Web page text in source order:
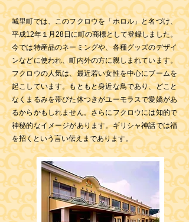
城里町では、このフクロウを「ホロル」と名づけ、
平成12年１月28日に町の商標として登録しました。
今では特産品のネーミングや、各種グッズのデザイ
ンなどに使われ、町内外の方に親しまれています。
フクロウの人気は、最近若い女性を中心にブームを
起こしています。もともと身近な鳥であり、どこと
なくまるみを帯びた体つきがユーモラスで愛嬌があ
るからかもしれません。さらにフクロウには知的で
神秘的なイメージがあります。ギリシャ神話では福
を招くという言い伝えまであります。